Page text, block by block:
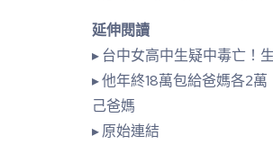
延伸閱讀
▸ 台中女高中生疑中毒亡！
▸ 他年終18萬包給爸媽各2
己爸媽
▸ 原始連結